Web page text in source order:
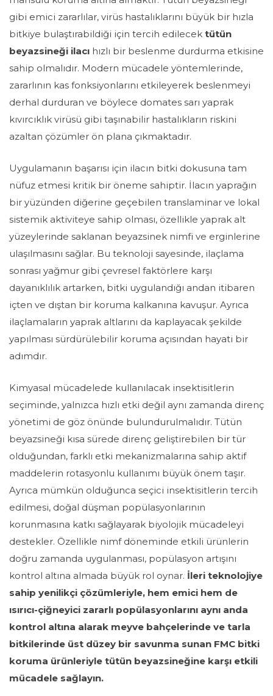
gibi emici zararlılar, virüs hastalıklarını büyük bir hızla
bitkiye bulaştırabildiği için tercih edilecek tütün
beyazsineği ilacı hızlı bir beslenme durdurma etkisine
sahip olmalıdır. Modern mücadele yöntemlerinde,
zararlının kas fonksiyonlarını etkileyerek beslenmeyi
derhal durduran ve böylece domates sarı yaprak
kıvırcıklık virüsü gibi taşınabilir hastalıkların riskini
azaltan çözümler ön plana çıkmaktadır.
Uygulamanın başarısı için ilacın bitki dokusuna tam
nüfuz etmesi kritik bir öneme sahiptir. İlacın yaprağın
bir yüzünden diğerine geçebilen translaminar ve lokal
sistemik aktiviteye sahip olması, özellikle yaprak alt
yüzeylerinde saklanan beyazsinek nimfi ve erginlerine
ulaşılmasını sağlar. Bu teknoloji sayesinde, ilaçlama
sonrası yağmur gibi çevresel faktörlere karşı
dayanıklılık artarken, bitki uygulandığı andan itibaren
içten ve dıştan bir koruma kalkanına kavuşur. Ayrıca
ilaçlamaların yaprak altlarını da kaplayacak şekilde
yapılması sürdürülebilir koruma açısından hayati bir
adımdır.
Kimyasal mücadelede kullanılacak insektisitlerin
seçiminde, yalnızca hızlı etki değil aynı zamanda direnç
yönetimi de göz önünde bulundurulmalıdır. Tütün
beyazsineği kısa sürede direnç geliştirebilen bir tür
olduğundan, farklı etki mekanizmalarına sahip aktif
maddelerin rotasyonlu kullanımı büyük önem taşır.
Ayrıca mümkün olduğunca seçici insektisitlerin tercih
edilmesi, doğal düşman popülasyonlarının
korunmasına katkı sağlayarak biyolojik mücadeleyi
destekler. Özellikle nimf döneminde etkili ürünlerin
doğru zamanda uygulanması, popülasyon artışını
kontrol altına almada büyük rol oynar. İleri teknolojiye
sahip yenilikçi çözümleriyle, hem emici hem de
ısırıcı-çiğneyici zararlı popülasyonlarını aynı anda
kontrol altına alarak meyve bahçelerinde ve tarla
bitkilerinde üst düzey bir savunma sunan FMC bitki
koruma ürünleriyle tütün beyazsineğine karşı etkili
mücadele sağlayın.